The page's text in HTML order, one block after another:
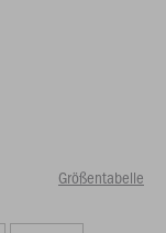
Größentabelle